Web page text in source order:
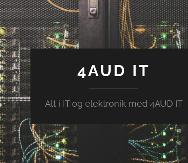
4AUD IT
Alt i IT og elektronik med 4AUD IT